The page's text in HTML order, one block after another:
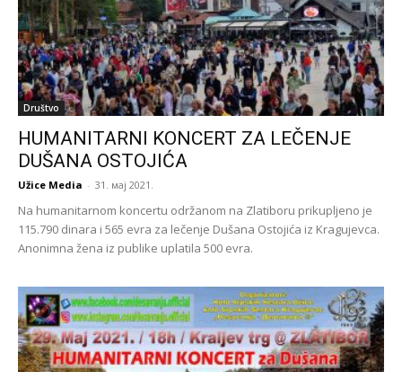
Društvo
HUMANITARNI KONCERT ZA LEČENJE
DUŠANA OSTOJIĆA
Užice Media - 31. мај 2021.
Na humanitarnom koncertu održanom na Zlatiboru prikupljeno je
115.790 dinara i 565 evra za lečenje Dušana Ostojića iz Kragujevca.
Anonimna žena iz publike uplatila 500 evra.